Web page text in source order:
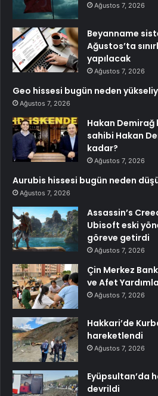
Ağustos 7, 2026
Beyanname
Ağustos’ta
yapılacak
Ağustos 7, 2026
Geo hissesi bugün neden
Ağustos 7, 2026
Hakan Demirağ
sahibi Hakan
kadar?
Ağustos 7, 2026
Aurubis hissesi bugün neden
Ağustos 7, 2026
Assassin’s
Ubisoft eski
göreve getirdi
Ağustos 7, 2026
Çin Merkez
ve Afet
Ağustos 7, 2026
Hakkari’de
hareketlendi
Ağustos 7, 2026
Eyüpsultan’da
devrildi